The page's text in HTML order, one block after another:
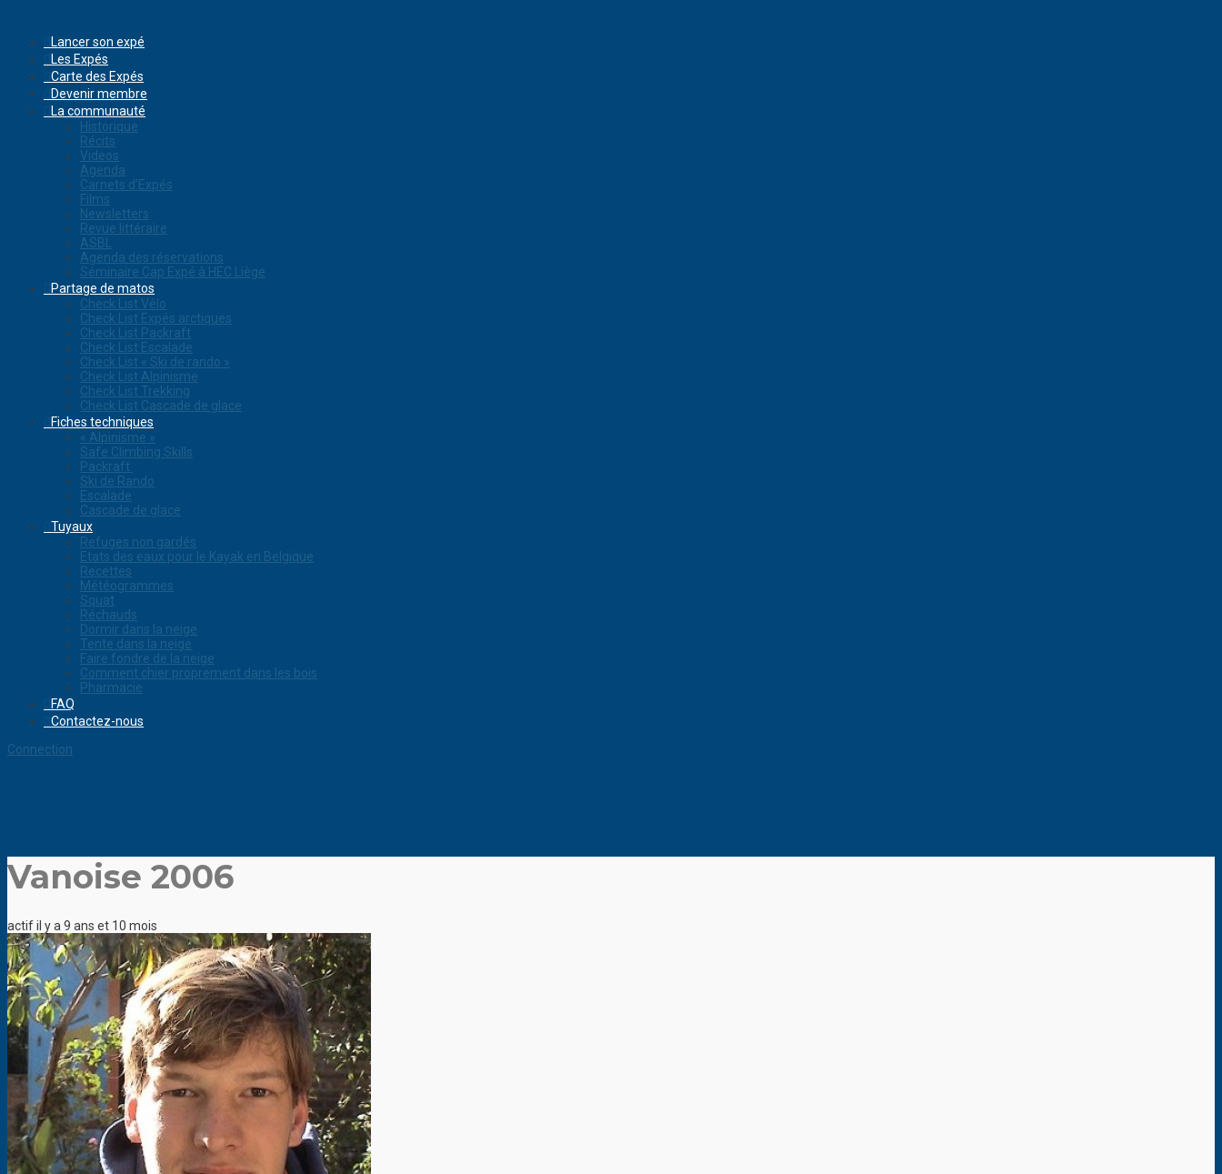
Lancer son expé
Les Expés
Carte des Expés
Devenir membre
La communauté
Historique
Récits
Videos
Agenda
Carnets d’Expés
Films
Newsletters
Revue littéraire
ASBL
Agenda des réservations
Séminaire Cap Expé à HEC Liège
Partage de matos
Check List Vélo
Check List Expés arctiques
Check List Packraft
Check List Escalade
Check List « Ski de rando »
Check List Alpinisme
Check List Trekking
Check List Cascade de glace
Fiches techniques
« Alpinisme »
Safe Climbing Skills
Packraft
Ski de Rando
Escalade
Cascade de glace
Tuyaux
Refuges non gardés
Etats des eaux pour le Kayak en Belgique
Recettes
Météogrammes
Squat
Réchauds
Dormir dans la neige
Tente dans la neige
Faire fondre de la neige
Comment chier proprement dans les bois
Pharmacie
FAQ
Contactez-nous
Connection
Vanoise 2006
actif il y a 9 ans et 10 mois